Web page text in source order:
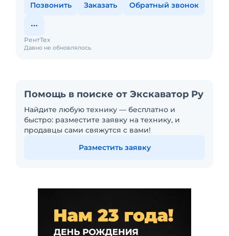
Позвонить Заказать Обратный звонок
Давно не обновлялось
РентТех
Помощь в поиске от Экскаватор Ру
Найдите любую технику — бесплатно и
быстро: разместите заявку на технику, и
продавцы сами свяжутся с вами!
Разместить заявку